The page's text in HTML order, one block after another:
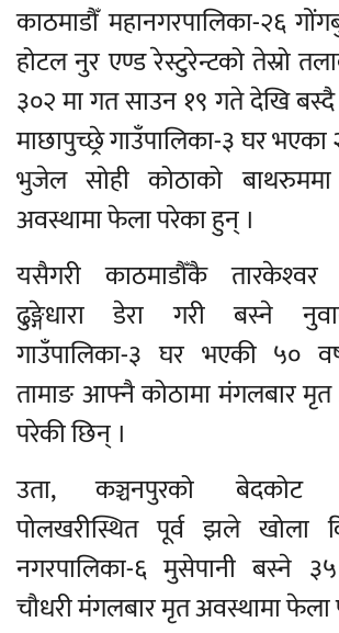
काठमाडौँ महानगरपालिका-२६
होटल नुर एण्ड रेस्टुरेन्टको तेस्रो
३०२ मा गत साउन १९ गते देखि
माछापुच्छ्रे गाउँपालिका-३ घर भएका
भुजेल सोही कोठाको
अवस्थामा फेला परेका हुन् ।
यसैगरी काठमाडौँकै तारकेश्‍वर
ढुङ्गेधारा डेरा गरी बस्ने
गाउँपालिका-३ घर भएकी ५०
तामाङ आफ्नै कोठामा मंगलबार
परेकी छिन् ।
उता, कञ्चनपुरको बेदकोट
पोलखरीस्थित पूर्व झले खोला
नगरपालिका-६ मुसेपानी बस्ने ३५
चौधरी मंगलबार मृत अवस्थामा